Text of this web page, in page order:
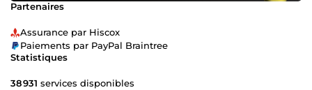
Partenaires
Assurance par Hiscox
Paiements par PayPal Braintree
Statistiques
38 931 services disponibles